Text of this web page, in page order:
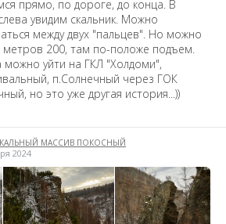
прямо, по дороге, до конца. В
увидим скальник. Можно
между двух "пальцев". Но можно
метров 200, там по-положе подъем.
можно уйти на ГКЛ "Холдоми",
п.Солнечный через ГОК
но это уже другая история...))
МАССИВ ПОКОСНЫЙ
2024